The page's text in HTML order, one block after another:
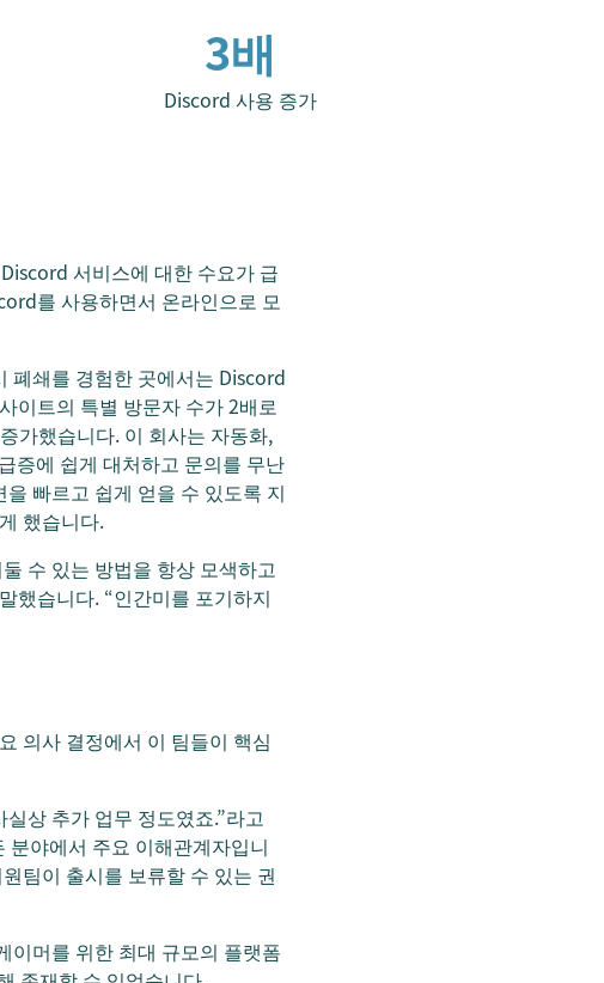
3배
Discord 사용 증가
서비스에 대한 수요가 급
를 사용하면서 온라인으로 모
폐쇄를 경험한 곳에서는 Discord
이트의 특별 방문자 수가 2배로
가했습니다. 이 회사는 자동화,
증에 쉽게 대처하고 문의를 무난
빠르고 쉽게 얻을 수 있도록 지
했습니다.
수 있는 방법을 항상 모색하고
했습니다. “인간미를 포기하지
의사 결정에서 이 팀들이 핵심
상 추가 업무 정도였죠.”라고
야에서 주요 이해관계자입니
팀이 출시를 보류할 수 있는 권
이머를 위한 최대 규모의 플랫폼